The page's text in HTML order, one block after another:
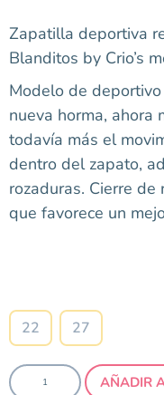
Zapatilla deportiva
Blanditos by Crio’s
Modelo de
nueva horma, ahora
todavía más el
dentro del zapato,
rozaduras. Cierre
que favorece un
22 27
AÑADIR